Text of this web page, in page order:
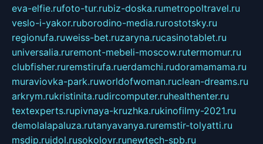
eva-elfie.rufoto-tur.rubiz-doska.rumetropoltravel.ru
veslo-i-yakor.ruborodino-media.rurostotsky.ru
regionufa.ruweiss-bet.ruzaryna.rucasinotablet.ru
universalia.ruremont-mebeli-moscow.rutermomur.ru
clubfisher.ruremstirufa.ruerdamchi.rudoramamama.ru
muraviovka-park.ruworldofwoman.ruclean-dreams.ru
arkrym.rukristinita.rudircomputer.ruhealthenter.ru
textexperts.rupivnaya-kruzhka.rukinofilmy-2021.ru
demolalapaluza.rutanyavanya.ruremstir-tolyatti.ru
msdip.rujdol.rusokolovr.runewtech-spb.ru